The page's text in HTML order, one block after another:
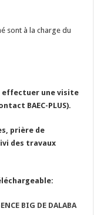
sont à la charge du
effectuer une visite
BAEC-PLUS).
prière de
des travaux
BIG DE DALABA